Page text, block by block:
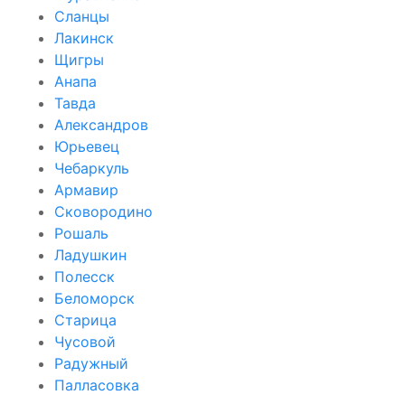
Сланцы
Лакинск
Щигры
Анапа
Тавда
Александров
Юрьевец
Чебаркуль
Армавир
Сковородино
Рошаль
Ладушкин
Полесск
Беломорск
Старица
Чусовой
Радужный
Палласовка